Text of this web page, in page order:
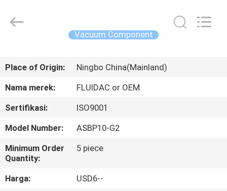
PRODUK
TENTANG
KAMI
AUTOMATIC
CONTROL
Vacuum Component
Place of Origin:
Ningbo China(Mainland)
Nama merek:
FLUIDAC or OEM
Sertifikasi:
ISO9001
Model Number:
ASBP10-G2
Minimum Order
Quantity:
5 piece
Harga:
USD6--